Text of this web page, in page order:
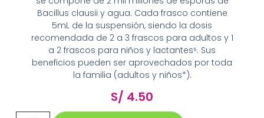
Bacillus clausii y agua. Cada frasco contiene
5mL de la suspensión, siendo la dosis
recomendada de 2 a 3 frascos para adultos y 1
a 2 frascos para niños y lactantes⁵. Sus
beneficios pueden ser aprovechados por toda
la familia (adultos y niños*).
S/ 4.50